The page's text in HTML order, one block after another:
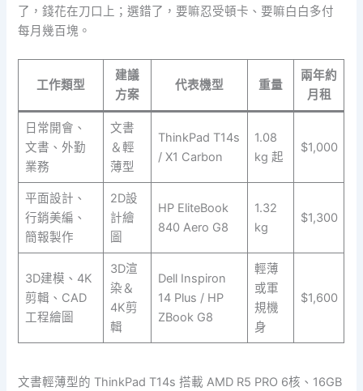
了，錢花在刀口上；選錯了，要嘛忍受頓卡、要嘛白白多付
每月幾百塊。
工作類型
建議
方案
代表機型 重量
兩年約
月租
日常開會、
文書、外勤
業務
文書
＆輕
薄型
ThinkPad T14s
/ X1 Carbon
1.08
kg 起
$1,000
平面設計、
行銷美編、
簡報製作
2D設
計繪
圖
HP EliteBook
840 Aero G8
1.32
kg
$1,300
3D建模、4K
剪輯、CAD
工程繪圖
3D渲
染＆
4K剪
輯
Dell Inspiron
14 Plus / HP
ZBook G8
輕薄
或軍
規機
身
$1,600
文書輕薄型的 ThinkPad T14s 搭載 AMD R5 PRO 6核、16GB